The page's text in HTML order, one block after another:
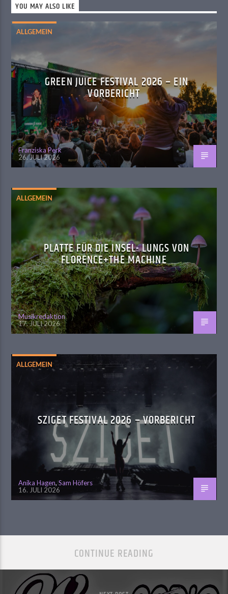
YOU MAY ALSO LIKE
ALLGEMEIN
GREEN JUICE FESTIVAL 2026 – EIN
VORBERICHT
Franziska Perk
26. JULI 2026
ALLGEMEIN
PLATTE FÜR DIE INSEL- LUNGS VON
FLORENCE+THE MACHINE
Musikredaktion
17. JULI 2026
ALLGEMEIN
SZIGET FESTIVAL 2026 – VORBERICHT
Anika Hagen,Sam Höfers
16. JULI 2026
CONTINUE READING